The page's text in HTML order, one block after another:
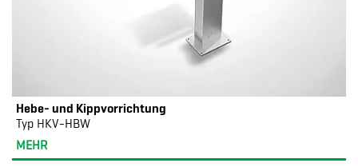
Hebe- und Kippvorrichtung
Typ HKV-HBW
MEHR